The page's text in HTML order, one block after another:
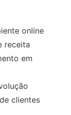
online
receita
em
clientes